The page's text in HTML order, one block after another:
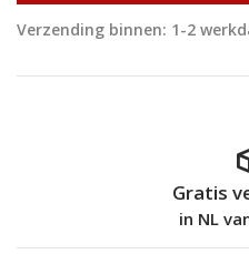
Verzending binnen: 1-2
Gratis
in NL